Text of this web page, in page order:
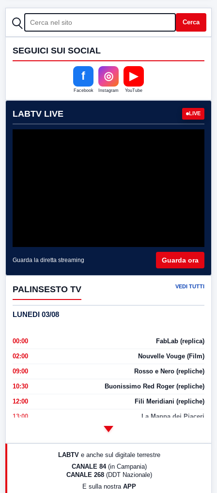
CERCA Cerca
SEGUICI SUI SOCIAL
f
Facebook
◎
Instagram
▶
YouTube
LABTV LIVE LIVE
Guarda la diretta streaming Guarda ora
PALINSESTO TV VEDI TUTTI
LUNEDI 03/08
00:00 FabLab (replica)
02:00 Nouvelle Vouge (Film)
09:00 Rosso e Nero (repliche)
10:30 Buonissimo Red Roger (repliche)
12:00 Fili Meridiani (repliche)
13:00 La Mappa dei Piaceri
LABTV e anche sul digitale terrestre
CANALE 84 (in Campania)
CANALE 268 (DDT Nazionale)
E sulla nostra APP